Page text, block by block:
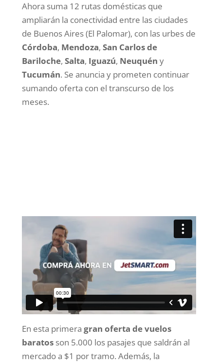
Ahora suma 12 rutas domésticas que
ampliarán la conectividad entre las ciudades
de Buenos Aires (El Palomar), con las urbes de
Córdoba, Mendoza, San Carlos de
Bariloche, Salta, Iguazú, Neuquén y
Tucumán. Se anuncia y prometen continuar
sumando oferta con el transcurso de los
meses.
En esta primera gran oferta de vuelos
baratosson 5.000 los pasajes que saldrán al
mercado a $1 por tramo. Además, la